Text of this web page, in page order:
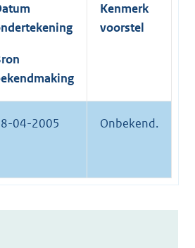
Kenmerk
voorstel
04-2005 Onbekend.